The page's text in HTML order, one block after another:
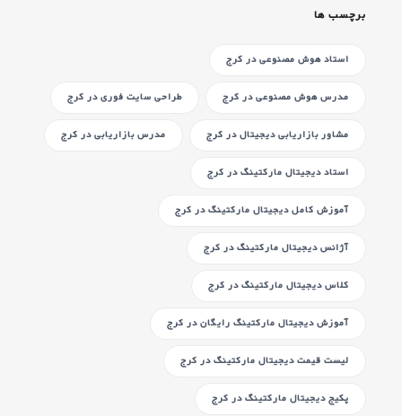
برچسب ها
استاد هوش مصنوعیدر کرج
مدرس هوش مصنوعیدر کرج طراحی سایت فوریدر کرج
مشاور بازاریابی دیجیتالدر کرج مدرس بازاریابیدر کرج
استاد دیجیتال مارکتینگدر کرج
آموزش کامل دیجیتال مارکتینگدر کرج
آژانس دیجیتال مارکتینگدر کرج
کلاس دیجیتال مارکتینگدر کرج
آموزش دیجیتال مارکتینگ رایگاندر کرج
لیست قیمت دیجیتال مارکتینگدر کرج
پکیج دیجیتال مارکتینگدر کرج